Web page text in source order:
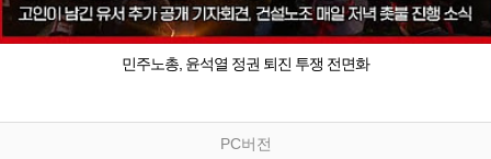
민주노총, 윤석열 정권 퇴진 투쟁 전면화
PC버전